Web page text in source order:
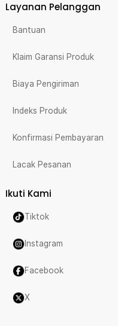
Layanan Pelanggan
Bantuan
Klaim Garansi Produk
Biaya Pengiriman
Indeks Produk
Konfirmasi Pembayaran
Lacak Pesanan
Ikuti Kami
Tiktok
Instagram
Facebook
X